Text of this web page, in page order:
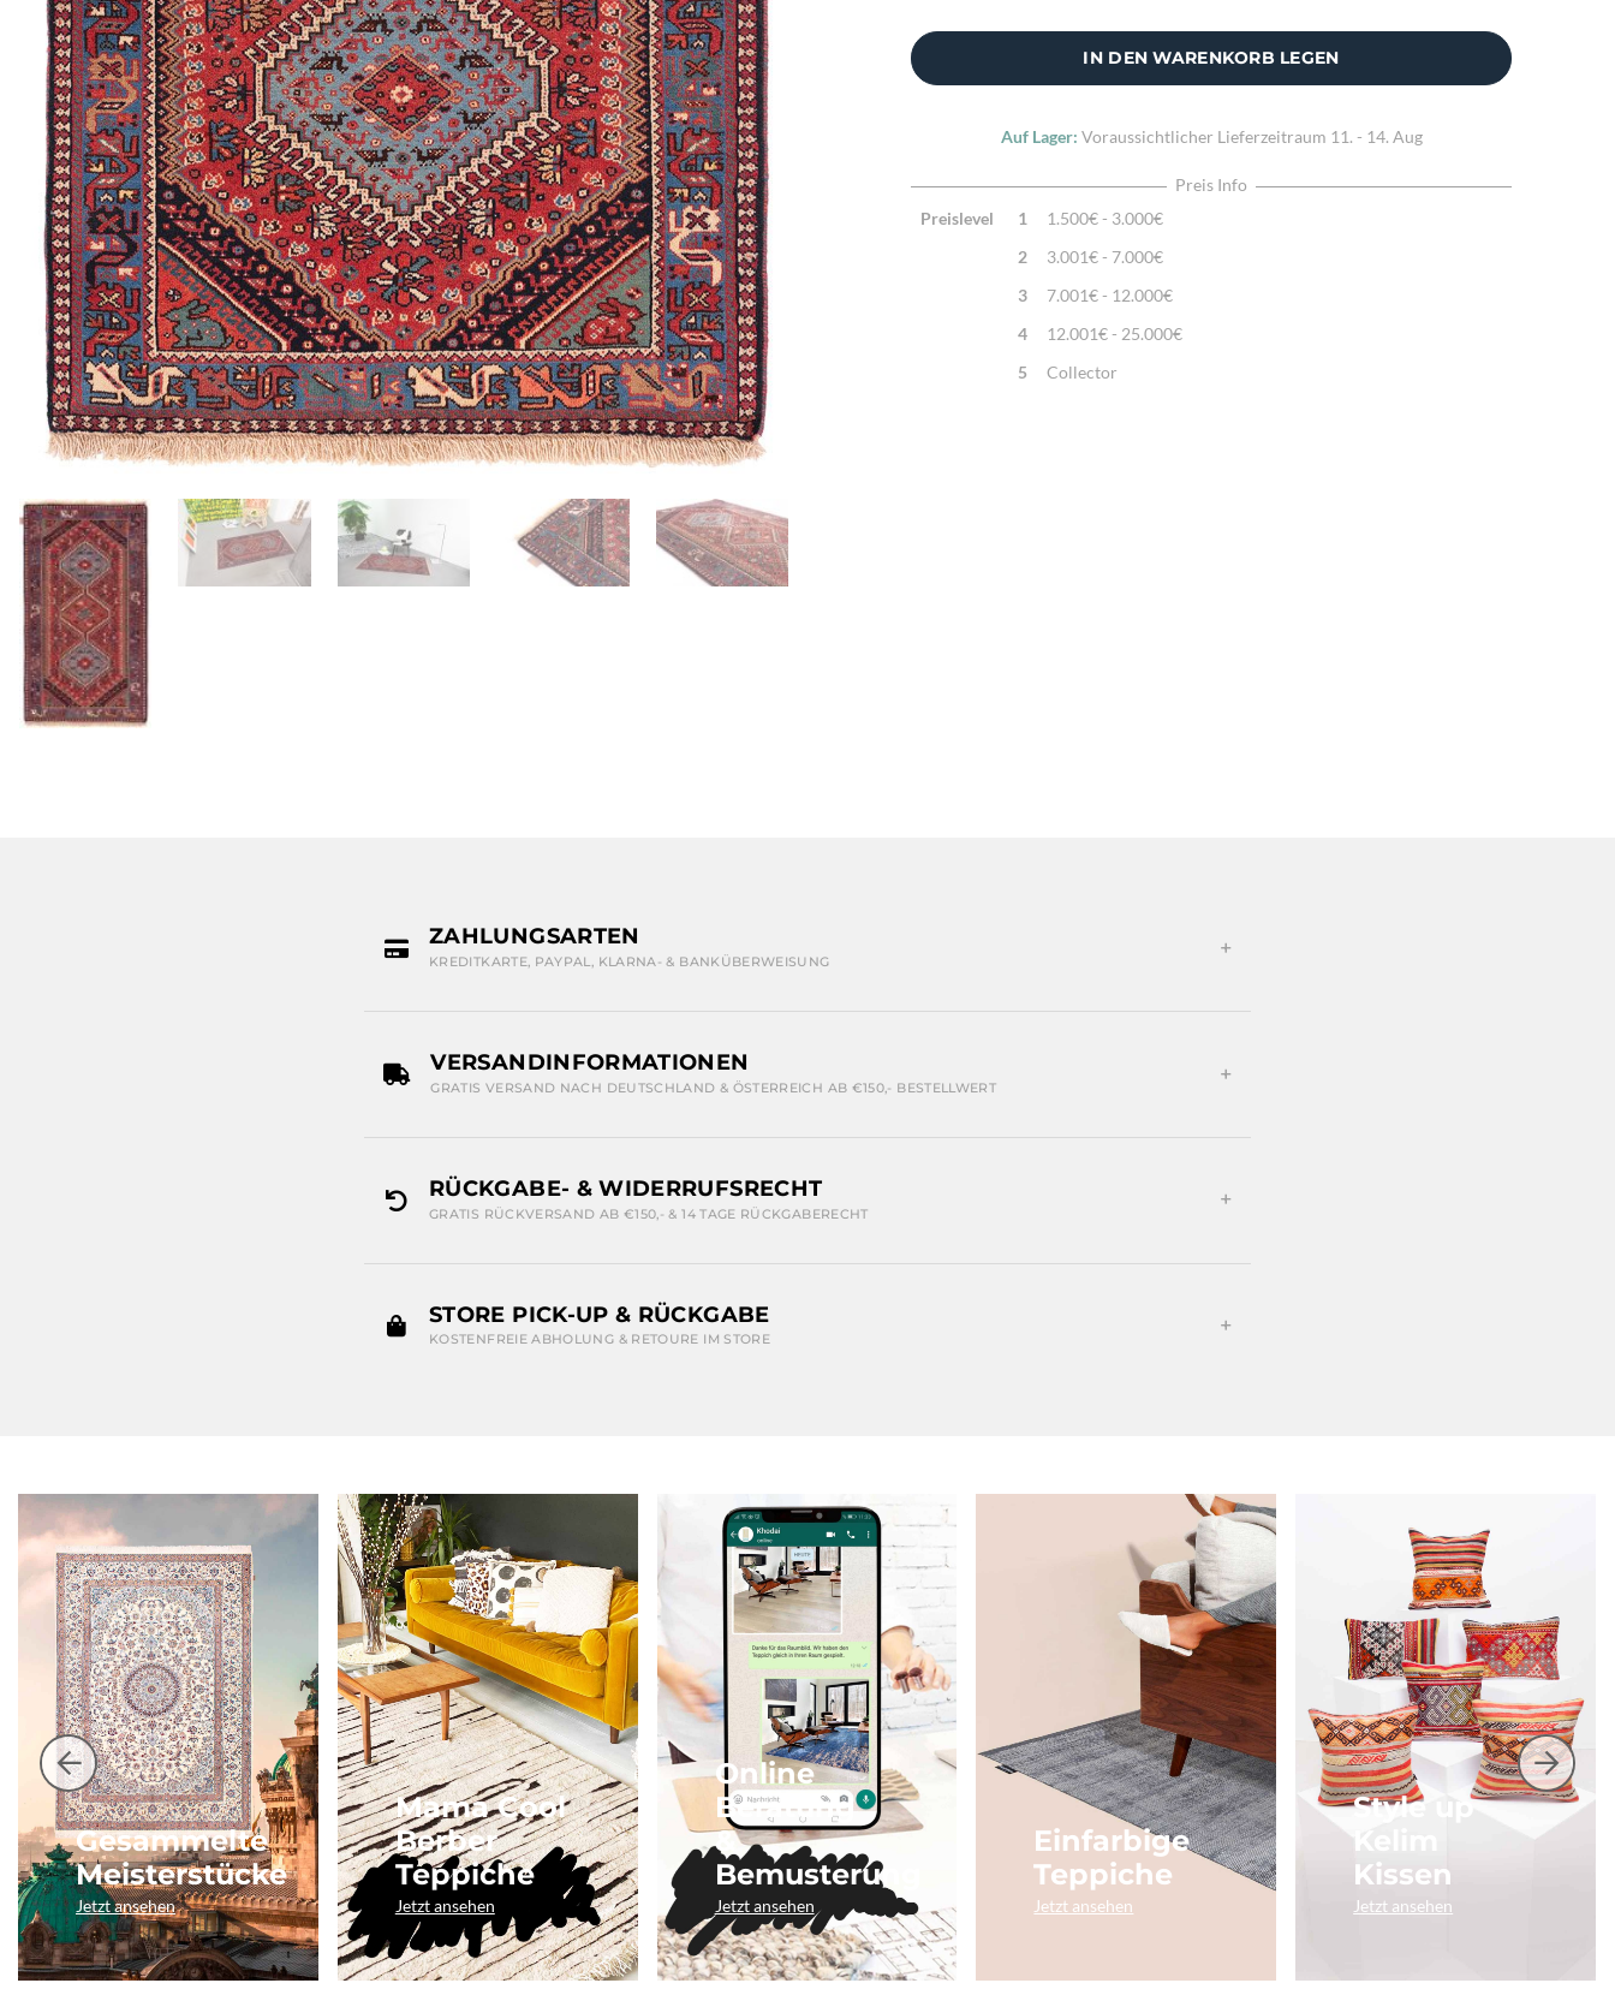
IN DEN WARENKORB LEGEN
Auf Lager: Voraussichtlicher Lieferzeitraum 11. - 14. Aug
Preis Info
Preislevel
1
1.500€ - 3.000€
2
3.001€ - 7.000€
3
7.001€ - 12.000€
4
12.001€ - 25.000€
5
Collector
ZAHLUNGSARTEN
KREDITKARTE, PAYPAL, KLARNA- & BANKÜBERWEISUNG
VERSANDINFORMATIONEN
GRATIS VERSAND NACH DEUTSCHLAND & ÖSTERREICH AB €150,- BESTELLWERT
RÜCKGABE- & WIDERRUFSRECHT
GRATIS RÜCKVERSAND AB €150,- & 14 TAGE RÜCKGABERECHT
STORE PICK-UP & RÜCKGABE
KOSTENFREIE ABHOLUNG & RETOURE IM STORE
Gesammelte
Meisterstücke
Jetzt ansehen
Mama Cool
Berber
Teppiche
Jetzt ansehen
Online
Beratung
&
Bemusterung
Jetzt ansehen
Einfarbige
Teppiche
Jetzt ansehen
Style up
Kelim
Kissen
Jetzt ansehen